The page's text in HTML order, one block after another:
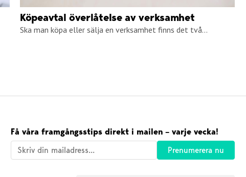
Köpeavtal överlåtelse av verksamhet
Ska man köpa eller sälja en verksamhet finns det två...
Få våra framgångsstips direkt i mailen – varje vecka!